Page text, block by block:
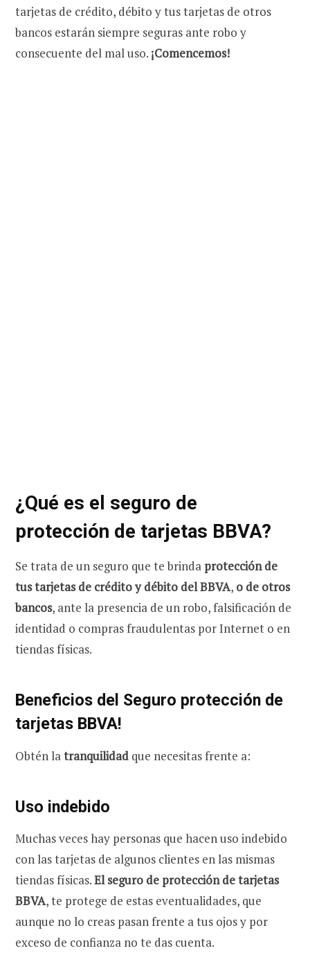
tarjetas de crédito, débito y tus tarjetas de otros
bancos estarán siempre seguras ante robo y
consecuente del mal uso. ¡Comencemos!
¿Qué es el seguro de
protección de tarjetas BBVA?
Se trata de un seguro que te brinda protección de
tus tarjetas de crédito y débito del BBVA, o de otros
bancos, ante la presencia de un robo, falsificación de
identidad o compras fraudulentas por Internet o en
tiendas físicas.
Beneficios del Seguro protección de
tarjetas BBVA!
Obtén latranquilidad que necesitas frente a:
Uso indebido
Muchas veces hay personas que hacen uso indebido
con las tarjetas de algunos clientes en las mismas
tiendas físicas.El seguro de protección de tarjetas
BBVA, te protege de estas eventualidades, que
aunque no lo creas pasan frente a tus ojos y por
exceso de confianza no te das cuenta.